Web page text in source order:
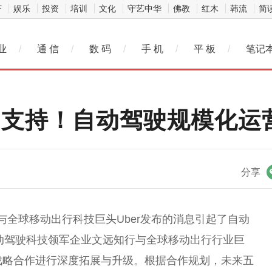
娱乐 投资 培训 文化 守艺中华 佛教 红木 韩流 简
/ 通 信 / 数 码 / 手 机 / 平 板 / 笔记
持！自动驾驶规模化运
分享
全球移动出行科技巨头Uber发布的消息引起了自动
驶科技领军企业文远知行与全球移动出行行业巨
合作进行深度拓展与升级。根据合作规划，未来五